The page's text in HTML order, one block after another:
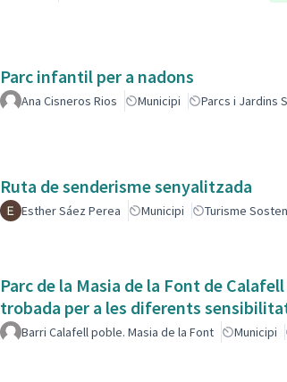
Parc infantil per a nadons
Ana Cisneros Rios Municipi Parcs i Jardins
Ruta de senderisme senyalitzada
Esther Sáez Perea Municipi Turisme
Parc de la Masia de la Font de
trobada per a les diferents
Barri Calafell poble. Masia de la Font Municipi